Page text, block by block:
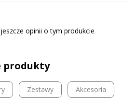
opinii o tym produkcie
produkty
Zestawy Akcesoria